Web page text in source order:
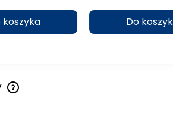
koszyka Do